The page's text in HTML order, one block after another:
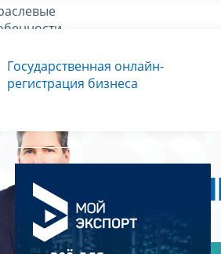
Государственная онлайн-
регистрация бизнеса